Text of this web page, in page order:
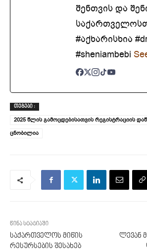
შენთვის და
#აქხარისხია
#sheniambebi
ᲗᲔᲒᲔᲑᲘ :
2025 წლის გამოცდებისათვის რეგისტრაციის
ცნობილია
წინა სტატიაში
საქართველოს მიწის
რესურსების შესახებ
ლევან